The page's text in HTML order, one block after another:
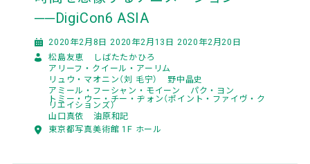
──DigiCon6 ASIA
2020年2月8日 2020年2月13日 2020年2月20日
松島友恵
しばたたかひろ
アリーフ・クイール・アーリム
リュウ・マオニン（刘 毛宁）
野中晶史
アミール・フーシャン・モイーン
パク・ヨン
トミー・ウー・チー・ヂォン（ポイント・ファイヴ・ク
リエイションズ）
山口真依
油原和記
東京都写真美術館 1F ホール